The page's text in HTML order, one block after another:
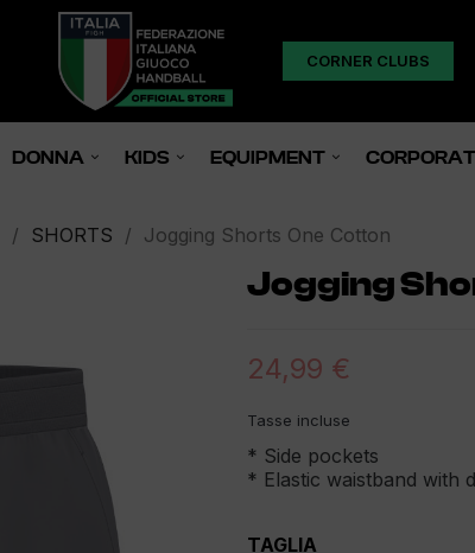
CORNER CLUBS
DONNA KIDS EQUIPMENT
SHORTS Jogging Shorts One Cotton
Jogging
24,99 €
Tasse incluse
* Side pockets
* Elastic waistband with
TAGLIA